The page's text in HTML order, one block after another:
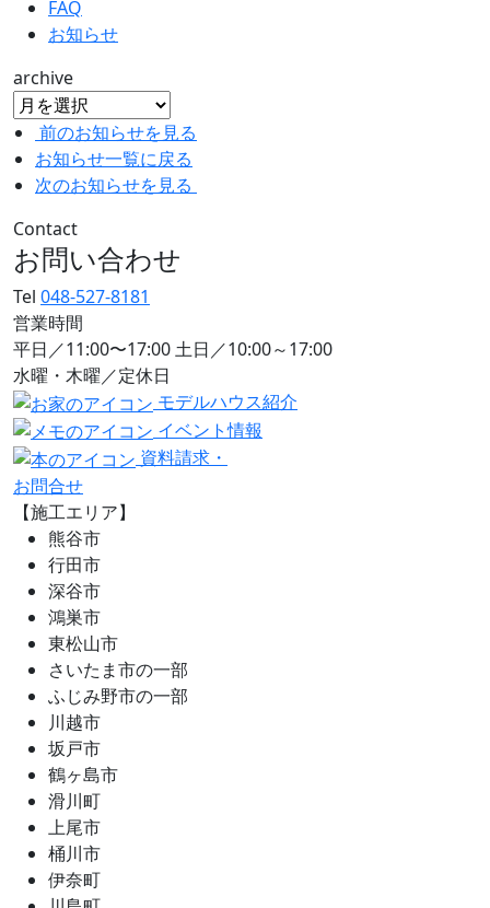
FAQ
お知らせ
archive
前のお知らせを見る
お知らせ一覧に戻る
次のお知らせを見る
Contact
お問い合わせ
Tel 048-527-8181
営業時間
平日／11:00〜17:00 土日／10:00～17:00
水曜・木曜／定休日
モデルハウス紹介
イベント情報
資料請求・
お問合せ
【施工エリア】
熊谷市
行田市
深谷市
鴻巣市
東松山市
さいたま市の一部
ふじみ野市の一部
川越市
坂戸市
鶴ヶ島市
滑川町
上尾市
桶川市
伊奈町